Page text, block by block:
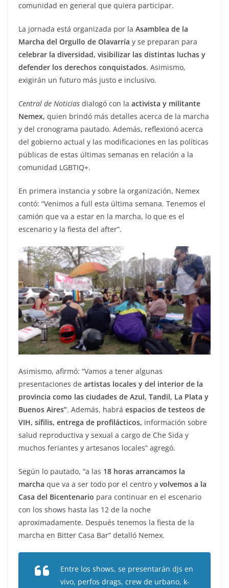
comunidad en general que quiera participar.
La jornada está organizada por la Asamblea de la
Marcha del Orgullo de Olavarría y se preparan para
celebrar la diversidad, visibilizar las distintas luchas y
defender los derechos conquistados. Asimismo,
exigirán un futuro más justo e inclusivo.
Central de Noticias dialogó con la activista y militante
Nemex, quien brindó más detalles acerca de la marcha
y del cronograma pautado. Además, reflexionó acerca
del gobierno actual y las modificaciones en las políticas
públicas de estas últimas semanas en relación a la
comunidad LGBTIQ+.
En primera instancia y sobre la organización, Nemex
contó: “Venimos a full esta última semana. Tenemos el
camión que va a estar en la marcha, lo que es el
escenario y la fiesta del after”.
Asimismo, afirmó: “Vamos a tener algunas
presentaciones de artistas locales y del interior de la
provincia como las ciudades de Azul, Tandil, La Plata y
Buenos Aires”. Además, habrá espacios de testeos de
VIH, sífilis, entrega de profilácticos, información sobre
salud reproductiva y sexual a cargo de Che Sida y
muchos feriantes y artesanos locales” agregó.
Según lo pautado, “a las 18 horas arrancamos la
marcha que va a ser todo por el centro y volvemos a la
Casa del Bicentenario para continuar en el escenario
con los shows hasta las 12 de la noche
aproximadamente. Después tenemos la fiesta de la
marcha en Bitter Casa Bar” detalló Nemex.
Entre los shows, se presentarán djs en
vivo, perfos drags, crew de urbano, k-